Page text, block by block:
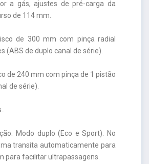
a gás, ajustes de pré-carga da
de 114 mm.
de 300 mm com pinça radial
(ABS de duplo canal de série).
de 240 mm com pinça de 1 pistão
de série).
Modo duplo (Eco e Sport). No
transita automaticamente para
para facilitar ultrapassagens.